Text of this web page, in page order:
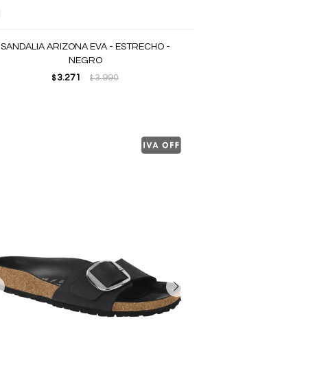
SANDALIA ARIZONA EVA - ESTRECHO -
NEGRO
$ 3.271 $3.990